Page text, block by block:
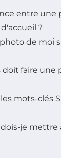
entre une
?
de moi
faire une
mots-clés
je mettre